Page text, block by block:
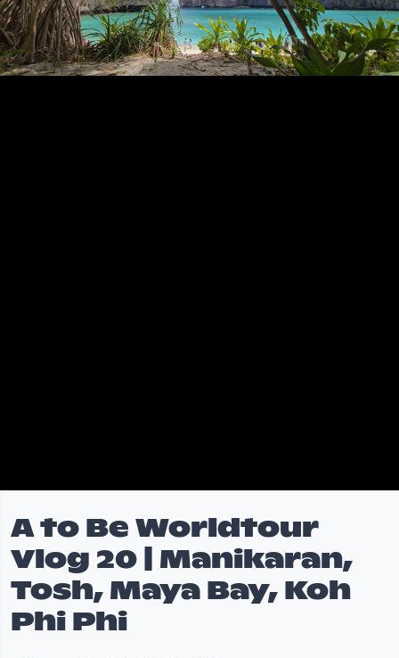
Video
A to Be Worldtour
Vlog 20 | Manikaran,
Tosh, Maya Bay, Koh
Phi Phi